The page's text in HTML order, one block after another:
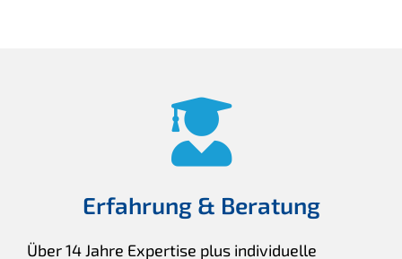
Erfahrung & Beratung
Über 14 Jahre Expertise plus individuelle